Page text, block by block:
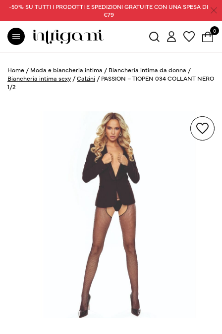
-50% SU TUTTI I PRODOTTI E SPEDIZIONI GRATUITE CON UNA SPESA DI
€79
0
Home / Moda e biancheria intima / Biancheria intima da donna /
Biancheria intima sexy /Calzini / PASSION – TIOPEN 034 COLLANT NERO
1/2